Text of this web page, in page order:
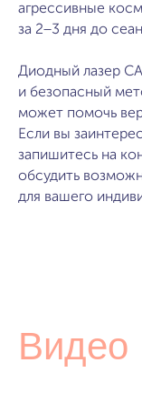
агрессивные
за 2−3 дня до
Диодный лазер
и безопасный
может помочь
Если вы
запишитесь на
обсудить
для вашего
Видео